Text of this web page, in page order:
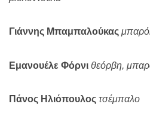
Γιάννης Μπαμπαλούκας
Εμανουέλε Φόρνι θεόρβη,
Πάνος Ηλιόπουλος τσέμπαλο